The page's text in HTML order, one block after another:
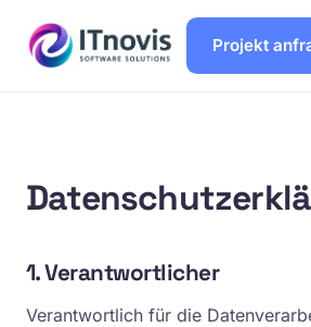
Projekt
1. Verantwortlicher
Verantwortlich für die